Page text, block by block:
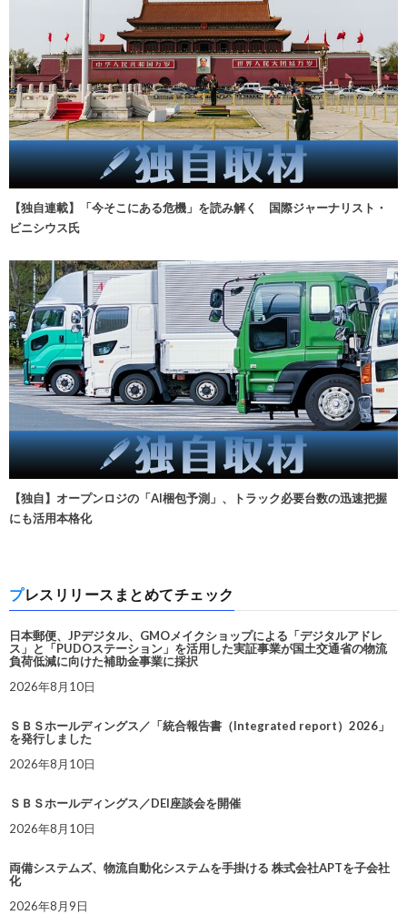
【独自連載】「今そこにある危機」を読み解く 国際ジャーナリスト・
ビニシウス氏
【独自】オープンロジの「AI梱包予測」、トラック必要台数の迅速把握
にも活用本格化
プレスリリースまとめてチェック
日本郵便、JPデジタル、GMOメイクショップによる「デジタルアドレ
ス」と「PUDOステーション」を活用した実証事業が国土交通省の物流
負荷低減に向けた補助金事業に採択
2026年8月10日
ＳＢＳホールディングス／「統合報告書（Integrated report）2026」
を発行しました
2026年8月10日
ＳＢＳホールディングス／DEI座談会を開催
2026年8月10日
両備システムズ、物流自動化システムを手掛ける 株式会社APTを子会社
化
2026年8月9日